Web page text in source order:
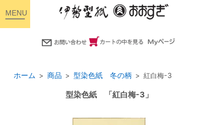
ホーム 商品 型染色紙 冬の柄 紅白梅-3
型染色紙 「紅白梅-3」
toggle
navigation